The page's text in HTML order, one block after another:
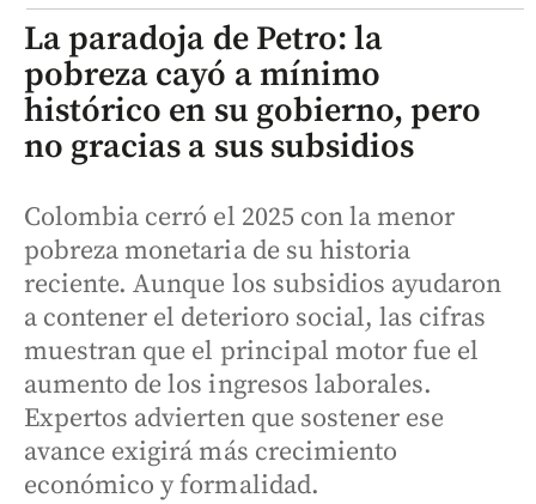
La paradoja de Petro: la
pobreza cayó a mínimo
histórico en su gobierno, pero
no gracias a sus subsidios
Colombia cerró el 2025 con la menor
pobreza monetaria de su historia
reciente. Aunque los subsidios ayudaron
a contener el deterioro social, las cifras
muestran que el principal motor fue el
aumento de los ingresos laborales.
Expertos advierten que sostener ese
avance exigirá más crecimiento
económico y formalidad.